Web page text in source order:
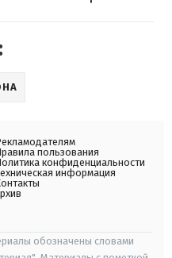
пользования
конфиденциальности
информация
обозначены словами